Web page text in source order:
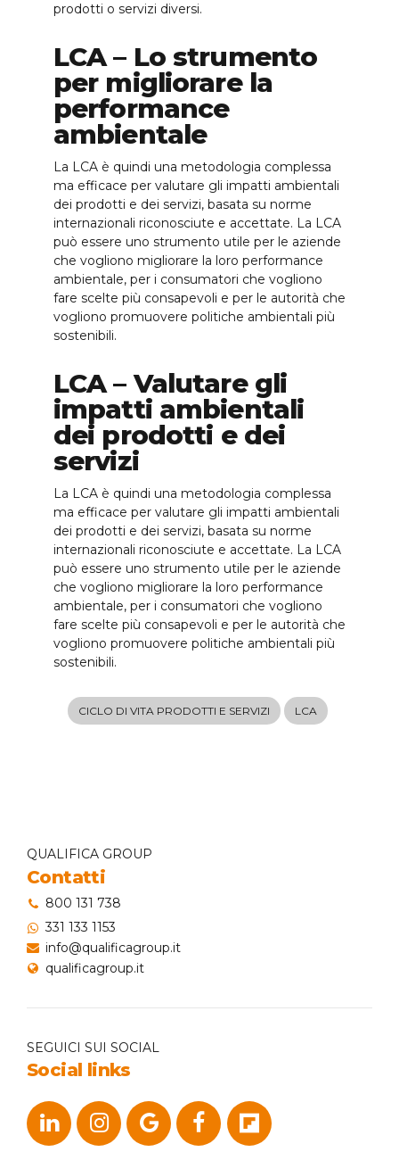
prodotti o servizi diversi.
LCA – Lo strumento
per migliorare la
performance
ambientale
La LCA è quindi una metodologia complessa
ma efficace per valutare gli impatti ambientali
dei prodotti e dei servizi, basata su norme
internazionali riconosciute e accettate. La LCA
può essere uno strumento utile per le aziende
che vogliono migliorare la loro performance
ambientale, per i consumatori che vogliono
fare scelte più consapevoli e per le autorità che
vogliono promuovere politiche ambientali più
sostenibili.
LCA – Valutare gli
impatti ambientali
dei prodotti e dei
servizi
La LCA è quindi una metodologia complessa
ma efficace per valutare gli impatti ambientali
dei prodotti e dei servizi, basata su norme
internazionali riconosciute e accettate. La LCA
può essere uno strumento utile per le aziende
che vogliono migliorare la loro performance
ambientale, per i consumatori che vogliono
fare scelte più consapevoli e per le autorità che
vogliono promuovere politiche ambientali più
sostenibili.
CICLO DI VITA PRODOTTI E SERVIZI LCA
QUALIFICA GROUP
Contatti
800 131 738
331 133 1153
info@qualificagroup.it
qualificagroup.it
SEGUICI SUI SOCIAL
Social links